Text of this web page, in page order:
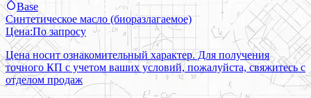
Base
Синтетическое масло (биоразлагаемое)
Цена:По запросу
Цена носит ознакомительный характер. Для получения
точного КП с учетом ваших условий, пожалуйста, свяжитесь с
отделом продаж